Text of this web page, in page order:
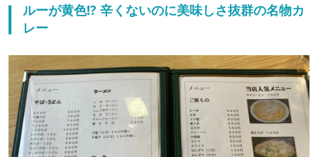
ルーが黄色!? 辛くないのに美味しさ抜群の名物カ
レー